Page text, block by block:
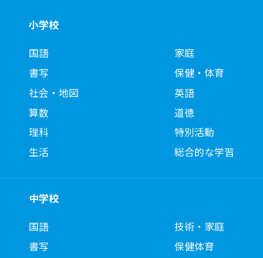
小学校
国語
書写
社会・地図
算数
理科
生活
家庭
保健・体育
英語
道徳
特別活動
総合的な学習
中学校
国語
書写
技術・家庭
保健体育